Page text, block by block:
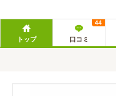
トップ 口コミ
44